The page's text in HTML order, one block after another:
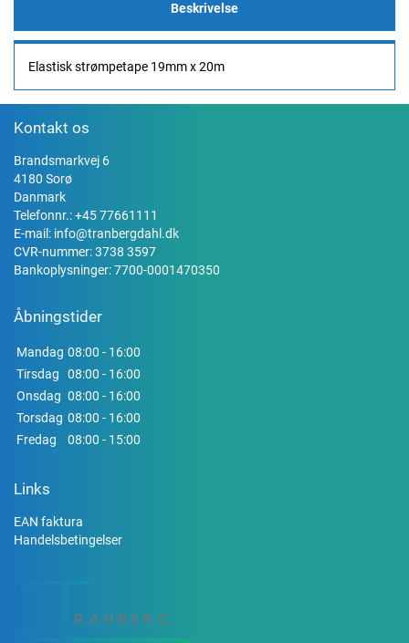
Beskrivelse
Elastisk strømpetape 19mm x 20m
Kontakt os
Brandsmarkvej 6
4180 Sorø
Danmark
Telefonnr.:+45 77661111
E-mail: info@tranbergdahl.dk
CVR-nummer: 3738 3597
Bankoplysninger: 7700-0001470350
Åbningstider
Mandag 08:00 - 16:00
Tirsdag
08:00 - 16:00
Onsdag 08:00 - 16:00
Torsdag 08:00 - 16:00
Fredag
08:00 - 15:00
Links
EAN faktura
Handelsbetingelser